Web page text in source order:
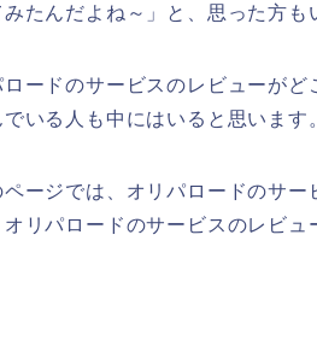
たんだよね～」と、思った方も
ードのサービスのレビューがど
いる人も中にはいると思います
ージでは、オリパロードのサー
リパロードのサービスのレビュ